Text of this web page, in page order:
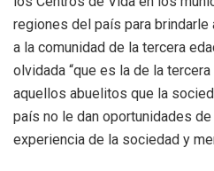
regiones del país para brindarle
a la comunidad de la tercera
olvidada “que es la de la
aquellos abuelitos que la
país no le dan oportunidades
experiencia de la sociedad y